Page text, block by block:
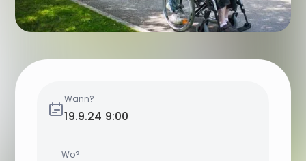
Wann?
19.9.24 9:00
Wo?